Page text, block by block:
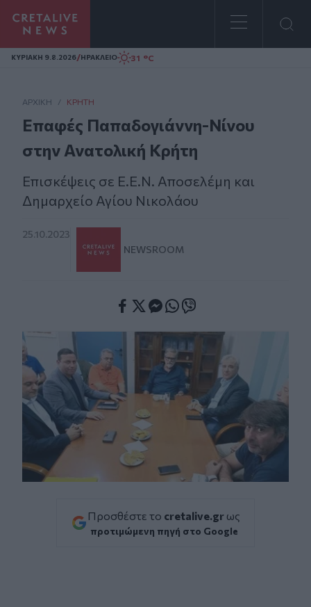
Homepage
ΚΥΡΙΑΚΗ 9.8.2026/ΗΡΑΚΛΕΙΟ 31 °C
ΑΡΧΙΚΗ / ΚΡΉΤΗ
Επαφές Παπαδογιάννη-Νίνου
στην Ανατολική Κρήτη
Επισκέψεις σε Ε.Ε.Ν. Αποσελέμη και
Δημαρχείο Αγίου Νικολάου
25.10.2023
NEWSROOM
Προσθέστε το cretalive.gr ως
προτιμώμενη πηγή στο Google